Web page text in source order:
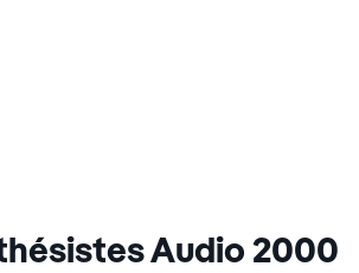
Audio 2000